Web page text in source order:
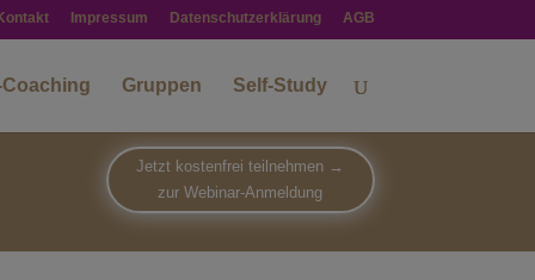
Impressum Datenschutzerklärung AGB
Gruppen Self-Study
Jetzt kostenfrei teilnehmen →
zur Webinar-Anmeldung